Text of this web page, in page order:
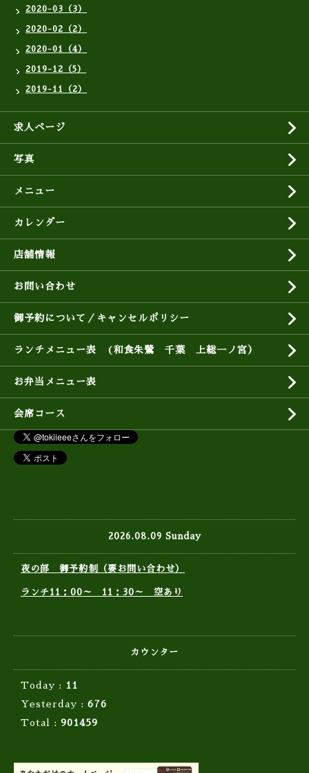
2020-03（3）
2020-02（2）
2020-01（4）
2019-12（5）
2019-11（2）
求人ページ
写真
メニュー
カレンダー
店舗情報
お問い合わせ
御予約について／キャンセルポリシー
ランチメニュー表 (和食朱鷺 千葉 上総一ノ宮）
お弁当メニュー表
会席コース
2026.08.09 Sunday
夜の部 御予約制（要お問い合わせ）
ランチ11：00～ 11：30～ 空あり
カウンター
Today :
11
Yesterday : 676
Total : 901459